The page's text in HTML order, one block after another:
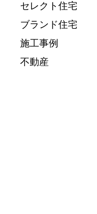
セレクト住宅
ブランド住宅
施工事例
不動産